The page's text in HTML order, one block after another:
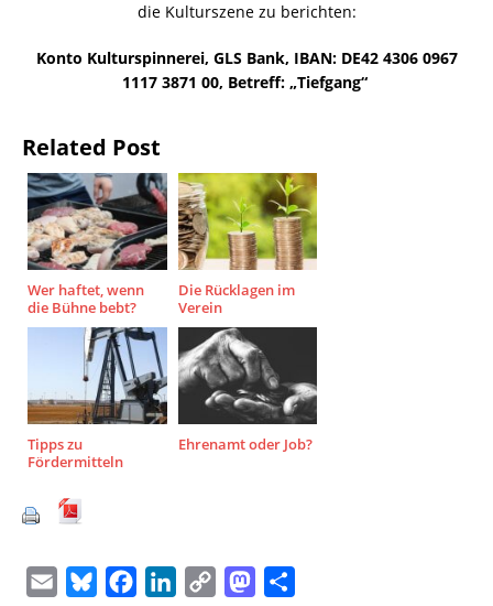
die Kulturszene zu berichten:
Konto Kulturspinnerei, GLS Bank, IBAN: DE42 4306 0967
1117 3871 00, Betreff: „Tiefgang“
Related Post
Wer haftet, wenn
die Bühne bebt?
Die Rücklagen im
Verein
Tipps zu
Fördermitteln
Ehrenamt oder Job?
M